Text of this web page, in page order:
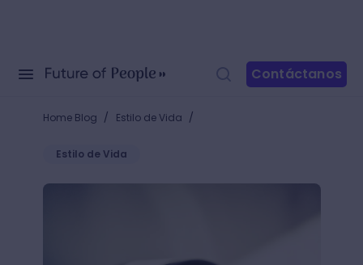
Contáctanos
Home Blog / Estilo de Vida /
Estilo de Vida
¡Diferencia un Sommelier de un Enólogo y cata tu